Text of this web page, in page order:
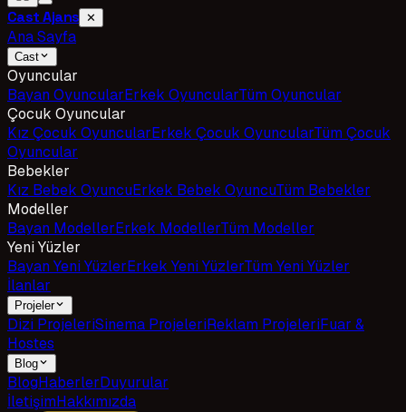
Cast Ajans ✕
Ana Sayfa
Cast
Oyuncular
Bayan OyuncularErkek OyuncularTüm Oyuncular
Çocuk Oyuncular
Kız Çocuk OyuncularErkek Çocuk OyuncularTüm Çocuk
Oyuncular
Bebekler
Kız Bebek OyuncuErkek Bebek OyuncuTüm Bebekler
Modeller
Bayan ModellerErkek ModellerTüm Modeller
Yeni Yüzler
Bayan Yeni YüzlerErkek Yeni YüzlerTüm Yeni Yüzler
İlanlar
Projeler
Dizi ProjeleriSinema ProjeleriReklam ProjeleriFuar &
Hostes
Blog
BlogHaberlerDuyurular
İletişimHakkımızda